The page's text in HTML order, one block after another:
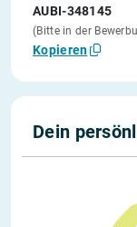
AUBI-348145
(Bitte in der
Kopieren
Dein